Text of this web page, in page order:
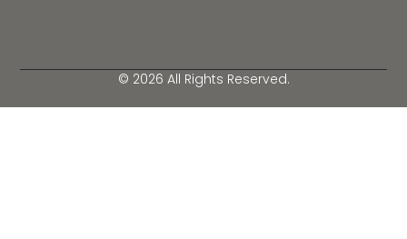
© 2026 All Rights Reserved.